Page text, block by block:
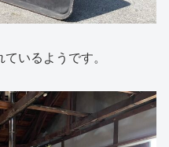
いるようです。